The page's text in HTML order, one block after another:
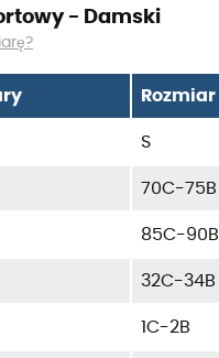
- Damski
Rozmiar
S
70C-75B
85C-90B
32C-34B
1C-2B